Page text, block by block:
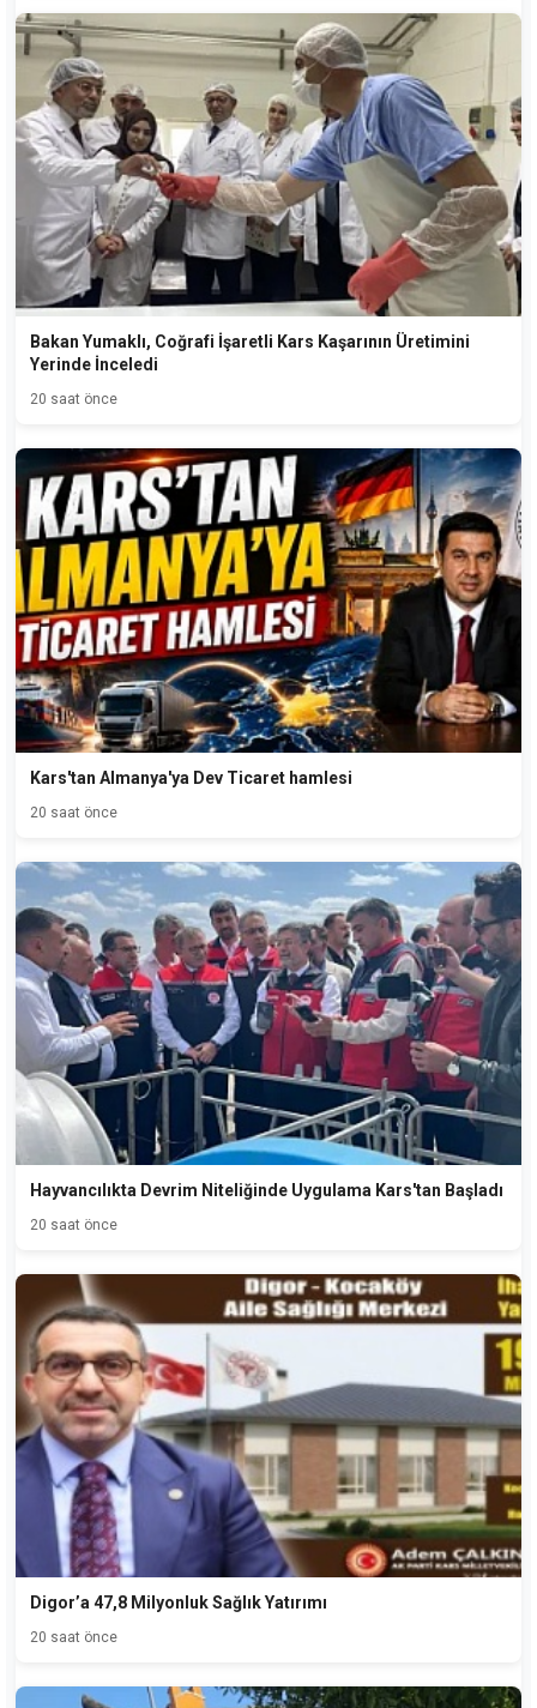
Bakan Yumaklı, Coğrafi İşaretli Kars Kaşarının Üretimini
Yerinde İnceledi
20 saat önce
Kars'tan Almanya'ya Dev Ticaret hamlesi
20 saat önce
Hayvancılıkta Devrim Niteliğinde Uygulama Kars'tan Başladı
20 saat önce
Digor’a 47,8 Milyonluk Sağlık Yatırımı
20 saat önce